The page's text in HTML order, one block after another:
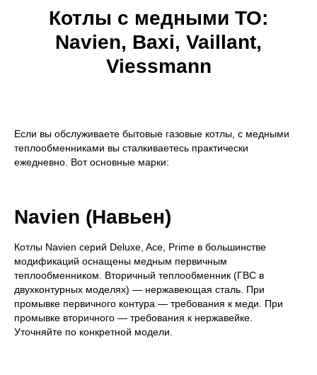
Котлы с медными ТО:
Navien, Baxi, Vaillant,
Viessmann
Если вы обслуживаете бытовые газовые котлы, с медными
теплообменниками вы сталкиваетесь практически
ежедневно. Вот основные марки:
Navien (Навьен)
Котлы Navien серий Deluxe, Ace, Prime в большинстве
модификаций оснащены медным первичным
теплообменником. Вторичный теплообменник (ГВС в
двухконтурных моделях) — нержавеющая сталь. При
промывке первичного контура — требования к меди. При
промывке вторичного — требования к нержавейке.
Уточняйте по конкретной модели.